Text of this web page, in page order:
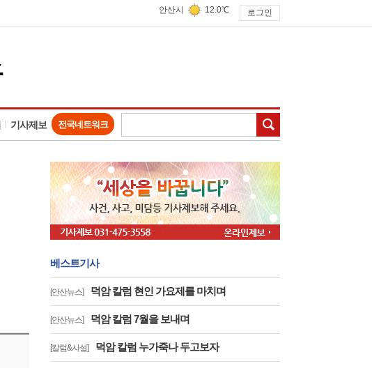
안산시 12.0℃ 로그인
기사제보 전국네트워크
베스트기사
[안산뉴스] 덕암 칼럼 현인 가요제를 마치며
[안산뉴스] 덕암 칼럼 7월을 보내며
[칼럼&사설] 덕암 칼럼 누가죽나 두고보자